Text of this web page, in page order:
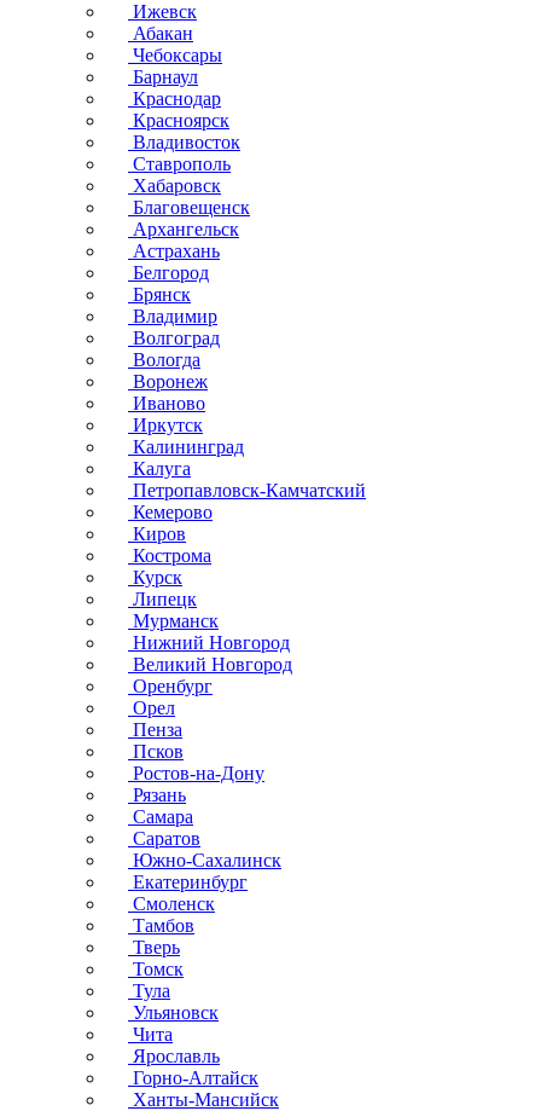
Ижевск
Абакан
Чебоксары
Барнаул
Краснодар
Красноярск
Владивосток
Ставрополь
Хабаровск
Благовещенск
Архангельск
Астрахань
Белгород
Брянск
Владимир
Волгоград
Вологда
Воронеж
Иваново
Иркутск
Калининград
Калуга
Петропавловск-Камчатский
Кемерово
Киров
Кострома
Курск
Липецк
Мурманск
Нижний Новгород
Великий Новгород
Оренбург
Орел
Пенза
Псков
Ростов-на-Дону
Рязань
Самара
Саратов
Южно-Сахалинск
Екатеринбург
Смоленск
Тамбов
Тверь
Томск
Тула
Ульяновск
Чита
Ярославль
Горно-Алтайск
Ханты-Мансийск